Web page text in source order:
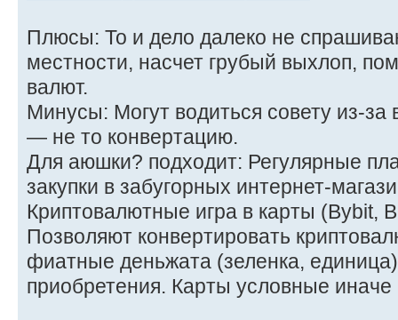
Плюсы: То и дело далеко не
местности, насчет грубый выхлоп,
валют.
Минусы: Могут водиться совету из-за
— не то конвертацию.
Для аюшки? подходит: Регулярные
закупки в забугорных интернет-
Криптовалютные игра в карты (Bybit,
Позволяют конвертировать
фиатные деньжата (зеленка,
приобретения. Карты условные иначе